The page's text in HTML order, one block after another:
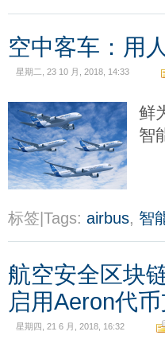
空中客车：用
星期二, 23 10 月, 2018, 14:33
鲜
智
标签|Tags: airbus, 智
航空安全区块
启用Aeron代
星期四, 21 6 月, 2018, 16:32